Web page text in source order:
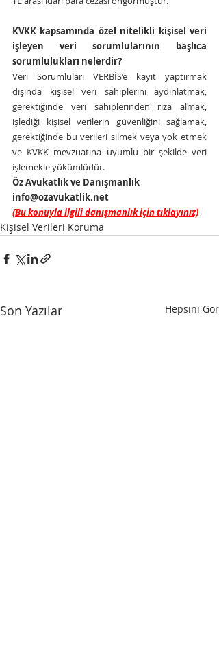
KVKK kapsamında özel nitelikli kişisel veri
işleyen veri sorumlularının başlıca
sorumlulukları nelerdir?
Veri Sorumluları VERBİS’e kayıt yaptırmak
dışında kişisel veri sahiplerini aydınlatmak,
gerektiğinde veri sahiplerinden rıza almak,
işlediği kişisel verilerin güvenliğini sağlamak,
gerektiğinde bu verileri silmek veya yok etmek
ve KVKK mevzuatına uyumlu bir şekilde veri
işlemekle yükümlüdür.
Öz Avukatlık ve Danışmanlık
info@ozavukatlik.net
(Bu konuyla ilgili danışmanlık için tıklayınız)
Kişisel Verileri Koruma
Son Yazılar Hepsini Gör